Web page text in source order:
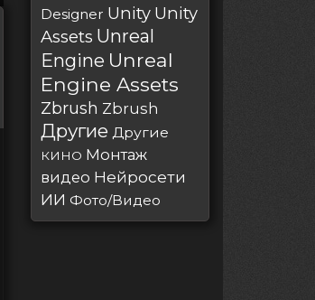
Designer Unity Unity
Assets Unreal
Engine Unreal
Engine Assets
Zbrush Zbrush
Другие Другие
КИНО Монтаж
видео Нейросети
ИИ Фото/Видео